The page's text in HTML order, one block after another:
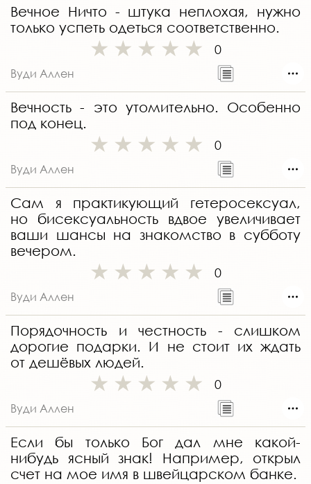
Вечное Ничто - штука неплохая, нужно
только успеть одеться соответственно.
0
Вуди Аллен
Вечность - это утомительно. Особенно
под конец.
0
Вуди Аллен
Сам я практикующий гетеросексуал,
но бисексуальность вдвое увеличивает
ваши шансы на знакомство в субботу
вечером.
0
Вуди Аллен
Порядочность и честность - слишком
дорогие подарки. И не стоит их ждать
от дешёвых людей.
0
Вуди Аллен
Если бы только Бог дал мне какой-
нибудь ясный знак! Например, открыл
счет на мое имя в швейцарском банке.